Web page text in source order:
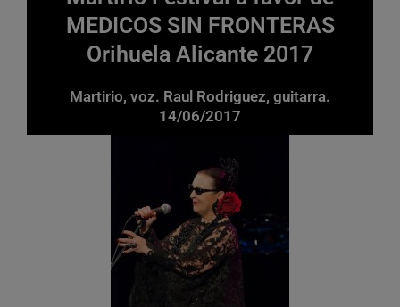
MEDICOS SIN FRONTERAS
Orihuela Alicante 2017
Martirio, voz. Raul Rodriguez, guitarra.
14/06/2017